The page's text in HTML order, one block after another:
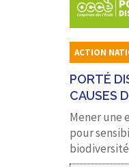
ACTION
PORTÉ
CAUSES
Mener une
pour